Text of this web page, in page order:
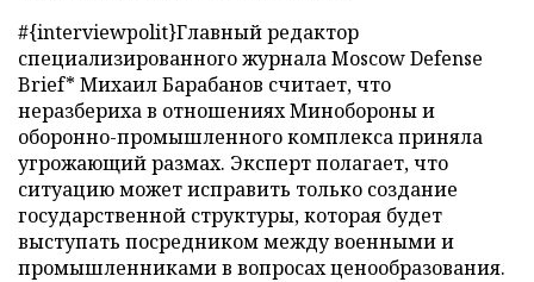
#{interviewpolit}Главный редактор
специализированного журнала Moscow Defense
Brief* Михаил Барабанов считает, что
неразбериха в отношениях Минобороны и
оборонно-промышленного комплекса приняла
угрожающий размах. Эксперт полагает, что
ситуацию может исправить только создание
государственной структуры, которая будет
выступать посредником между военными и
промышленниками в вопросах ценообразования.